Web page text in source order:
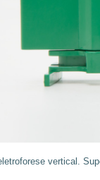
vertical.